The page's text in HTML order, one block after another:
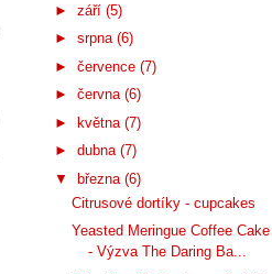
► září (5)
► srpna (6)
► července (7)
► června (6)
► května (7)
► dubna (7)
▼ března (6)
Citrusové dortíky - cupcakes
Yeasted Meringue Coffee Cake
- Výzva The Daring Ba...